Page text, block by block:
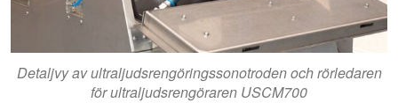
Detaljvy av ultraljudsrengöringssonotroden och rörledaren
för ultraljudsrengöraren USCM700